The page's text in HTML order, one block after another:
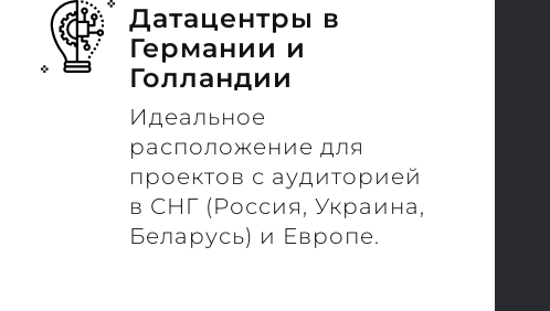
Датацентры в
Германии и
Голландии
Идеальное
расположение для
проектов с аудиторией
в СНГ (Россия, Украина,
Беларусь) и Европе.